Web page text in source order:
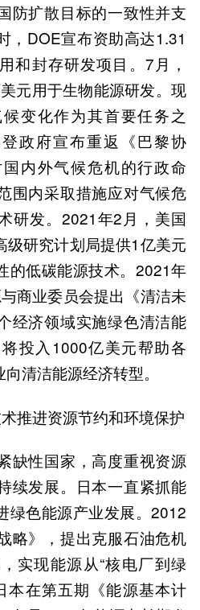
防扩散目标的一致性并支
，DOE宣布资助高达1.31
和封存研发项目。7月，
元用于生物能源研发。现
变化作为其首要任务之
政府宣布重返《巴黎协
内外气候危机的行政命
围内采取措施应对气候危
研发。2021年2月，美国
级研究计划局提供1亿美元
的低碳能源技术。2021年
商业委员会提出《清洁未
经济领域实施绿色清洁能
投入1000亿美元帮助各
清洁能源经济转型。
推进资源节约和环境保护
缺性国家，高度重视资源
续发展。日本一直紧抓能
绿色能源产业发展。2012
略》，提出克服石油危机
实现能源从“核电厂到绿
本在第五期《能源基本计